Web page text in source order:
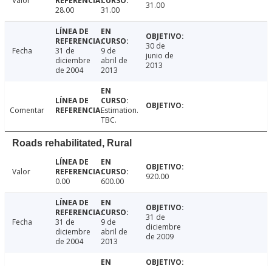
28.00
31.00 31.00
Fecha
31 de
diciembre
de 2004
9 de
abril de
2013
30 de
junio de
2013
Comentar
Estimation.
TBC.
Roads rehabilitated, Rural
Valor
0.00
600.00 920.00
Fecha
31 de
diciembre
de 2004
9 de
abril de
2013
31 de
diciembre
de 2009